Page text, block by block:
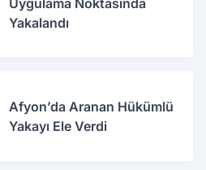
Yakalandı
Afyon’da Aranan Hükümlü
Yakayı Ele Verdi